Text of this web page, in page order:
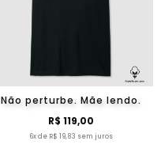
Não perturbe. Mãe lendo.
R$ 119,00
6x de R$ 19,83 sem juros